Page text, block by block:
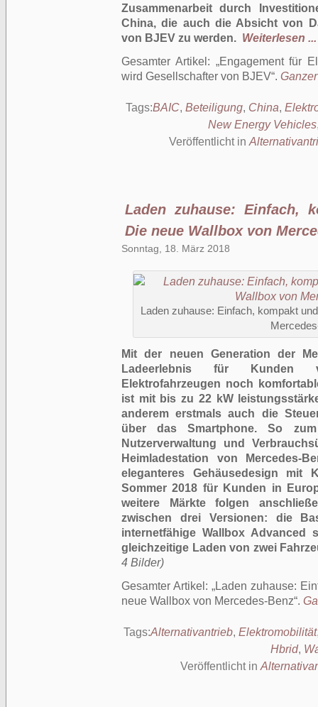
Zusammenarbeit durch
China, die auch die Absicht von
von BJEV zu werden. Weiterlesen ...
Gesamter Artikel:
Engagement für
wird Gesellschafter von BJEV .
Tags:BAIC, Beteiligung, China,
New Energy Vehicles
Veröffentlicht in
Laden zuhause: Einfach,
Die neue Wallbox von
Sonntag, 18. März 2018
Laden zuhause: Einfach, kompakt
Mit der neuen Generation der
Ladeerlebnis für Kunden
Elektrofahrzeugen noch
ist mit bis zu 22 kW
anderem erstmals auch die
über das Smartphone. So
Nutzerverwaltung und
Heimladestation von Mercedes-
eleganteres Gehäusedesign mit
Sommer 2018 für Kunden in
weitere Märkte folgen
zwischen drei Versionen: die
internetfähige Wallbox Advanced
gleichzeitige Laden von zwei
4 Bilder)
Gesamter Artikel:
Laden zuhause:
neue Wallbox von Mercedes-Benz .
Tags:Alternativantrieb, Elektromobilität
Hbrid,
Veröffentlicht in